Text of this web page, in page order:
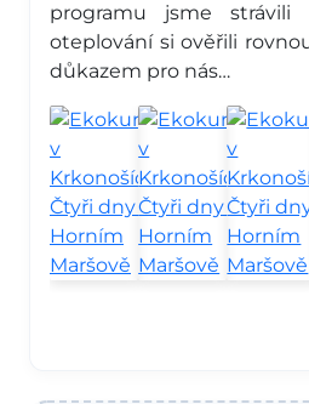
programu jsme
oteplování si ověřili
důkazem pro nás…